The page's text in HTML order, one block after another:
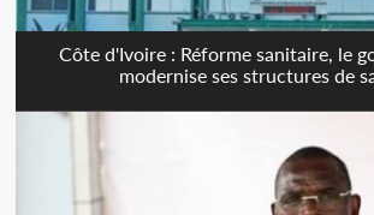
Côte d'Ivoire : Réforme sanitaire, le
modernise ses structures de